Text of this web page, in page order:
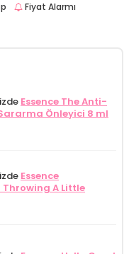
Fiyat Alarmı
Essence The Anti-
Önleyici 8 ml
Essence
Throwing A Little